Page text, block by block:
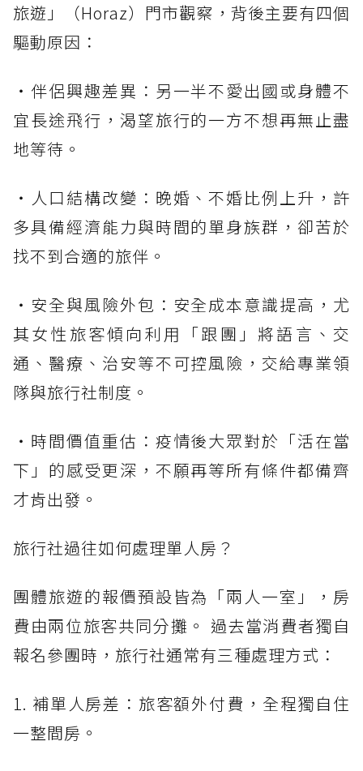
旅遊」（Horaz）門市觀察，背後主要有四個
驅動原因：
・伴侶興趣差異：另一半不愛出國或身體不
宜長途飛行，渴望旅行的一方不想再無止盡
地等待。
・人口結構改變：晚婚、不婚比例上升，許
多具備經濟能力與時間的單身族群，卻苦於
找不到合適的旅伴。
・安全與風險外包：安全成本意識提高，尤
其女性旅客傾向利用「跟團」將語言、交
通、醫療、治安等不可控風險，交給專業領
隊與旅行社制度。
・時間價值重估：疫情後大眾對於「活在當
下」的感受更深，不願再等所有條件都備齊
才肯出發。
旅行社過往如何處理單人房？
團體旅遊的報價預設皆為「兩人一室」，房
費由兩位旅客共同分攤。 過去當消費者獨自
報名參團時，旅行社通常有三種處理方式：
1. 補單人房差：旅客額外付費，全程獨自住
一整間房。